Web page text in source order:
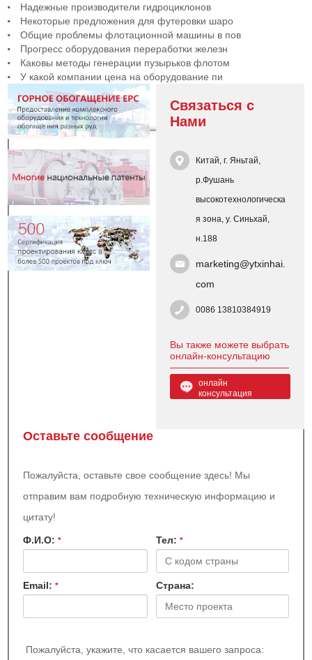
Надежные производители гидроциклонов
Некоторые предложения для футеровки шаро
Общие проблемы флотационной машины в пов
Прогресс оборудования переработки железн
Каковы методы генерации пузырьков флотом
У какой компании цена на оборудование пи
Связаться с
Нами
Китай, г. Яньтай,
р.Фушань
высокотехнологическа
я зона, у. Синьхай,
н.188
marketing@ytxinhai.
com
0086 13810384919
Вы также можете выбрать
онлайн-консультацию
онлайн
консультация
Оставьте сообщение
Пожалуйста, оставьте свое сообщение здесь! Мы
отправим вам подробную техническую информацию и
цитату!
Ф.И.О:* Teл: *
Email:* Страна:
Пожалуйста, укажите, что касается вашего запроса: